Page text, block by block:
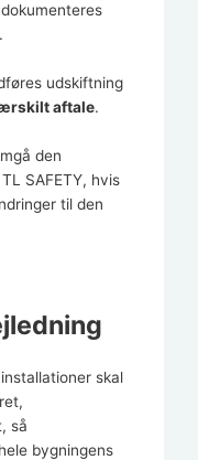
.
udskiftning
aftale.
den
SAFETY, hvis
til den
skal
så
bygningens